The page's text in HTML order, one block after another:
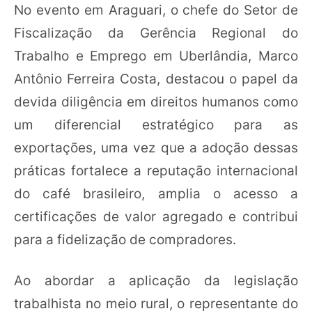
No evento em Araguari, o chefe do Setor de
Fiscalização da Gerência Regional do
Trabalho e Emprego em Uberlândia, Marco
Antônio Ferreira Costa, destacou o papel da
devida diligência em direitos humanos como
um diferencial estratégico para as
exportações, uma vez que a adoção dessas
práticas fortalece a reputação internacional
do café brasileiro, amplia o acesso a
certificações de valor agregado e contribui
para a fidelização de compradores.
Ao abordar a aplicação da legislação
trabalhista no meio rural, o representante do